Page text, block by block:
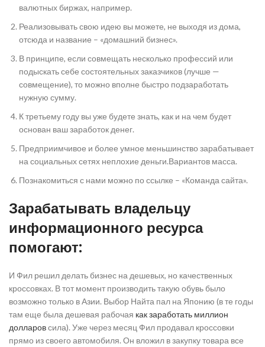
валютных биржах, например.
Реализовывать свою идею вы можете, не выходя из дома,
отсюда и название – «домашний бизнес».
В принципе, если совмещать несколько профессий или
подыскать себе состоятельных заказчиков (лучше —
совмещение), то можно вполне быстро подзаработать
нужную сумму.
К третьему году вы уже будете знать, как и на чем будет
основан ваш заработок денег.
Предприимчивое и более умное меньшинство зарабатывает
на социальных сетях неплохие деньги.Вариантов масса.
Познакомиться с нами можно по ссылке – «Команда сайта».
Зарабатывать владельцу
информационного ресурса
помогают:
И Фил решил делать бизнес на дешевых, но качественных
кроссовках. В тот момент производить такую обувь было
возможно только в Азии. Выбор Найта пал на Японию (в те годы
там еще была дешевая рабочая как заработать миллион
долларовсила). Уже через месяц Фил продавал кроссовки
прямо из своего автомобиля. Он вложил в закупку товара все